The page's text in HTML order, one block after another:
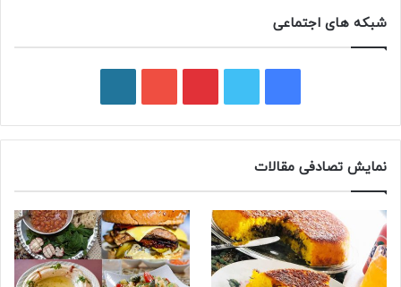
شبکه های اجتماعی
نمایش تصادفی مقالات